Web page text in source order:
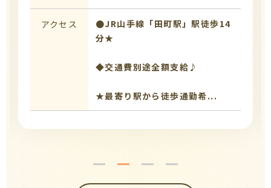
アクセス
●JR山手線「田町駅」駅徒歩14
分★
◆交通費別途全額支給♪
★最寄り駅から徒歩通勤希...